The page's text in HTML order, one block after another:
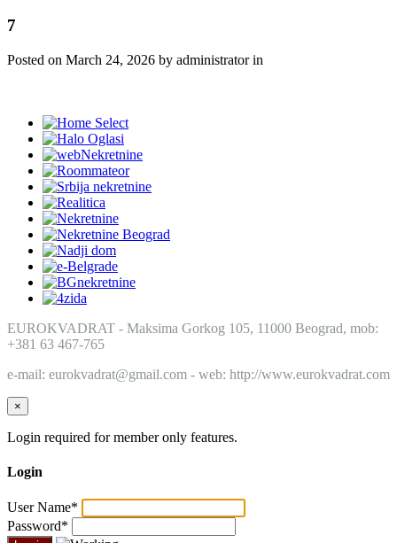
7
Posted on March 24, 2026 by administrator in
EUROKVADRAT - Maksima Gorkog 105, 11000 Beograd, mob:
+381 63 467-765
e-mail: eurokvadrat@gmail.com - web: http://www.eurokvadrat.com
×
Login required for member only features.
Login
User Name*
Password*